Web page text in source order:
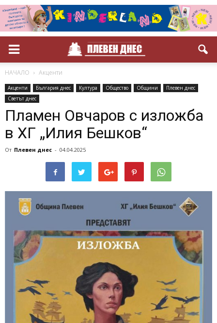
НАЧАЛО Акценти
Акценти България днес Култура Общество Общини
Плевен днес
Светът днес
Пламен Овчаров с изложба
в ХГ „Илия Бешков“
От Плевен днес - 04.04.2025